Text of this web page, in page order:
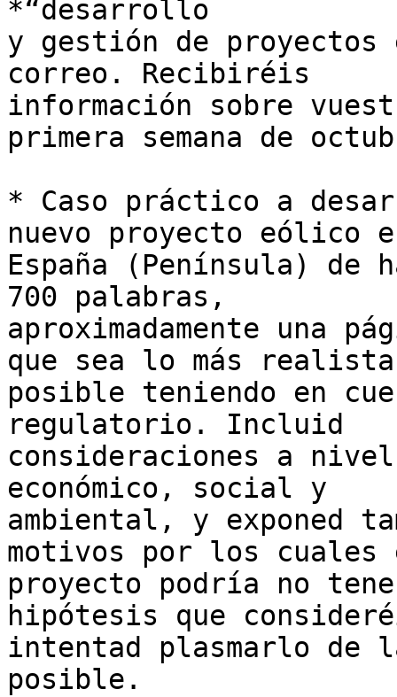
*“desarrollo
y gestión de
correo. Recibiréis
información sobre
primera semana de
* Caso práctico a
nuevo proyecto eólico
España (Península) de
700 palabras,
aproximadamente una
que sea lo más realista
posible teniendo en
regulatorio. Incluid
consideraciones a
económico, social y
ambiental, y exponed
motivos por los cuales
proyecto podría no
hipótesis que
intentad plasmarlo de
posible.